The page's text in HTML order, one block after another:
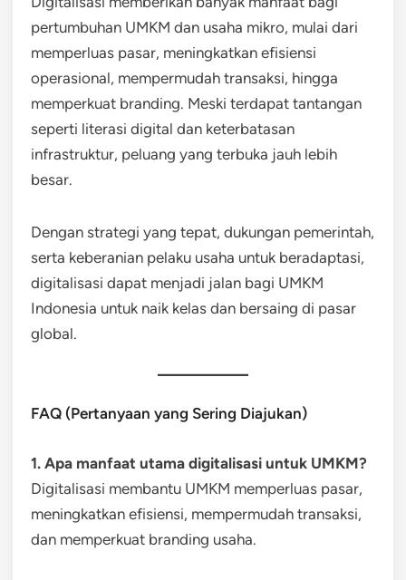
pertumbuhan UMKM dan usaha mikro, mulai dari
memperluas pasar, meningkatkan efisiensi
operasional, mempermudah transaksi, hingga
memperkuat branding. Meski terdapat tantangan
seperti literasi digital dan keterbatasan
infrastruktur, peluang yang terbuka jauh lebih
besar.
Dengan strategi yang tepat, dukungan pemerintah,
serta keberanian pelaku usaha untuk beradaptasi,
digitalisasi dapat menjadi jalan bagi UMKM
Indonesia untuk naik kelas dan bersaing di pasar
global.
FAQ (Pertanyaan yang Sering Diajukan)
1. Apa manfaat utama digitalisasi untuk UMKM?
Digitalisasi membantu UMKM memperluas pasar,
meningkatkan efisiensi, mempermudah transaksi,
dan memperkuat branding usaha.